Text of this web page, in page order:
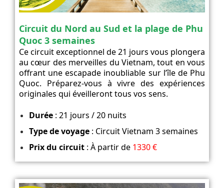
Circuit du Nord au Sud et la plage de Phu
Quoc 3 semaines
Ce circuit exceptionnel de 21 jours vous plongera
au cœur des merveilles du Vietnam, tout en vous
offrant une escapade inoubliable sur l’île de Phu
Quoc. Préparez-vous à vivre des expériences
originales qui éveilleront tous vos sens.
Durée: 21 jours / 20 nuits
Type de voyage: Circuit Vietnam 3 semaines
Prix du circuit: À partir de1330 €